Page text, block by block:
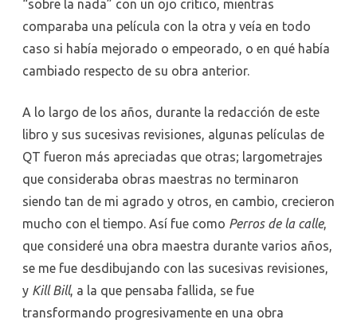
“sobre la nada” con un ojo crítico, mientras
comparaba una película con la otra y veía en todo
caso si había mejorado o empeorado, o en qué había
cambiado respecto de su obra anterior.
A lo largo de los años, durante la redacción de este
libro y sus sucesivas revisiones, algunas películas de
QT fueron más apreciadas que otras; largometrajes
que consideraba obras maestras no terminaron
siendo tan de mi agrado y otros, en cambio, crecieron
mucho con el tiempo. Así fue como Perros de la calle,
que consideré una obra maestra durante varios años,
se me fue desdibujando con las sucesivas revisiones,
y Kill Bill, a la que pensaba fallida, se fue
transformando progresivamente en una obra